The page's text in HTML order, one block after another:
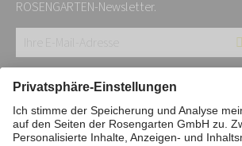
ROSENGARTEN-Newsletter.
E-
Mail-
Adresse:
*
Impressum Datenschutz
Stiftung
Interne Meldestelle
Zahlungsmittel